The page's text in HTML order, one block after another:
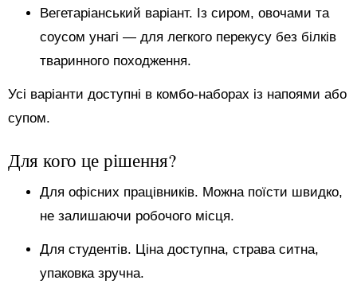
Вегетаріанський варіант. Із сиром, овочами та
соусом унагі — для легкого перекусу без білків
тваринного походження.
Усі варіанти доступні в комбо-наборах із напоями або
супом.
Для кого це рішення?
Для офісних працівників. Можна поїсти швидко,
не залишаючи робочого місця.
Для студентів. Ціна доступна, страва ситна,
упаковка зручна.